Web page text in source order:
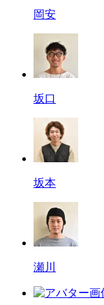
岡安
坂口
坂本
瀬川